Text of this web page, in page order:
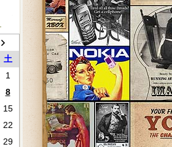
土
1
8
15
22
29